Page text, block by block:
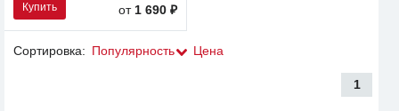
Купить от 1 690 ₽
Сортировка: Популярность Цена
1